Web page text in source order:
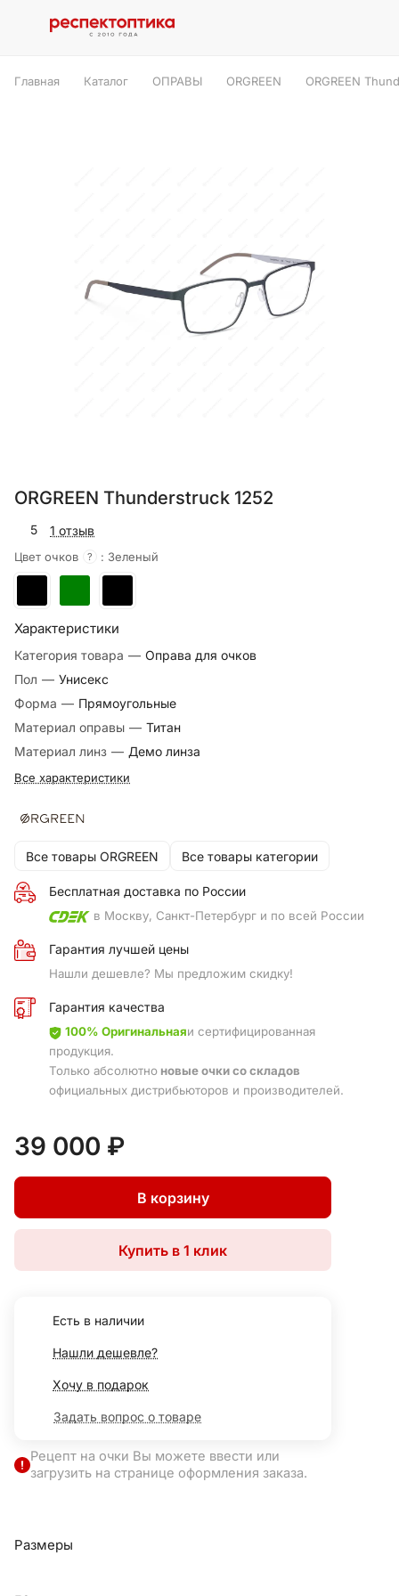
Главная Каталог ОПРАВЫ ORGREEN ORGREEN
ORGREEN Thunderstruck 1252
5 1 отзыв
Цвет очков ? : Зеленый
Характеристики
Категория товара — Оправа для очков
Пол — Унисекс
Форма — Прямоугольные
Материал оправы — Титан
Материал линз — Демо линза
Все характеристики
Все товары ORGREEN Все товары категории
Бесплатная доставка по России
в Москву, Санкт-Петербург и по всей России
Гарантия лучшей цены
Нашли дешевле? Мы предложим скидку!
Гарантия качества
100% Оригинальнаяи сертифицированная
продукция.
Только абсолютно новые очки со складов
официальных дистрибьюторов и производителей.
39 000 ₽
В корзину
Купить в 1 клик
Есть в наличии
Нашли дешевле?
Хочу в подарок
Задать вопрос о товаре
Рецепт на очки Вы можете ввести или
загрузить на странице оформления заказа.
Размеры